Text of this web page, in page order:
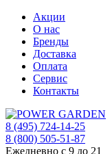
Акции
О нас
Бренды
Доставка
Оплата
Сервис
Контакты
8 (495) 724-14-25
8 (800) 505-51-87
Ежедневно с 9 до 21